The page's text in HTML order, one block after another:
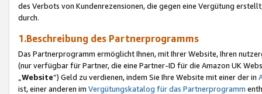
des Verbots von Kundenrezensionen, die gegen eine Vergütung
durch.
1.Beschreibung des Partnerprogramms
Das Partnerprogramm ermöglicht Ihnen, mit Ihrer Website, Ihren
(nur verfügbar für Partner, die eine Partner-ID für die Amazon UK
Website“) Geld zu verdienen, indem Sie Ihre Website mit einer der in
ist, einer anderen im Vergütungskatalog für das Partnerprogramm